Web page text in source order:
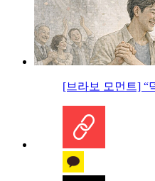
[브라보 모먼트] “